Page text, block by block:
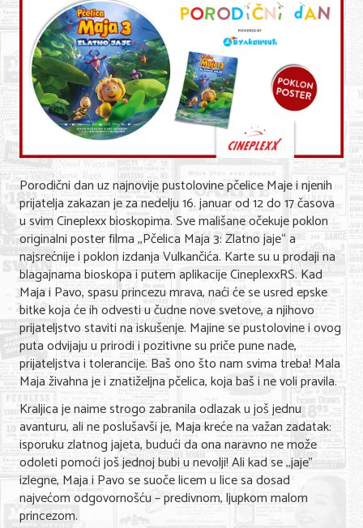
Shopping
Sve za venčanje
Sve za decu
Gastronomija
Kuća i bašta
Zdravlje i medicina
Sport i rekreacija
Hobi i razonoda
ADRESAR
Posao
Usluge
Nega lica i tela
Shopping
Sve za venčanje
Sve za decu
Kuća i bašta
Porodični dan uz najnovije pustolovine pčelice Maje i njenih
prijatelja zakazan je za nedelju 16. januar od 12 do 17 časova
u svim Cineplexx bioskopima. Sve mališane očekuje poklon
originalni poster filma ,,Pčelica Maja 3: Zlatno jaje“ a
najsrećnije i poklon izdanja Vulkančića. Karte su u prodaji na
blagajnama bioskopa i putem aplikacije CineplexxRS. Kad
Maja i Pavo, spasu princezu mrava, naći će se usred epske
bitke koja će ih odvesti u čudne nove svetove, a njihovo
prijateljstvo staviti na iskušenje. Majine se pustolovine i ovog
puta odvijaju u prirodi i pozitivne su priče pune nade,
prijateljstva i tolerancije. Baš ono što nam svima treba! Mala
Maja živahna je i znatiželjna pčelica, koja baš i ne voli pravila.
Kraljica je naime strogo zabranila odlazak u još jednu
avanturu, ali ne poslušavši je, Maja kreće na važan zadatak:
isporuku zlatnog jajeta, budući da ona naravno ne može
odoleti pomoći još jednoj bubi u nevolji! Ali kad se ,,jaje"
izlegne, Maja i Pavo se suoče licem u lice sa dosad
najvećom odgovornošću – predivnom, ljupkom malom
princezom.